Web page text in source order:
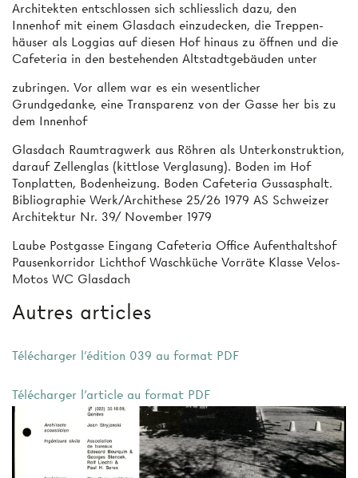
Architekten entschlossen sich schliesslich dazu, den
Innenhof mit einem Glasdach einzudecken, die Treppen­
häuser als Loggias auf diesen Hof hinaus zu öffnen und die
Cafeteria in den bestehenden Altstadtgebäuden unter­
zubringen. Vor allem war es ein wesentlicher
Grundgedanke, eine Transparenz von der Gasse her bis zu
dem Innenhof
Glasdach Raumtragwerk aus Röhren als Unterkonstruktion,
darauf Zellenglas (kittlose Verglasung). Boden im Hof
Tonplatten, Bodenheizung. Boden Cafeteria Gussasphalt.
Bibliographie Werk/Archithese 25/26 1979 AS Schweizer
Architektur Nr. 39/ November 1979
Laube Postgasse Eingang Cafeteria Office Aufenthaltshof
Pausenkorridor Lichthof Waschküche Vorräte Klasse Velos-
Motos WC Glasdach
Autres articles
Télécharger l'édition 039 au format PDF
Télécharger l'article au format PDF